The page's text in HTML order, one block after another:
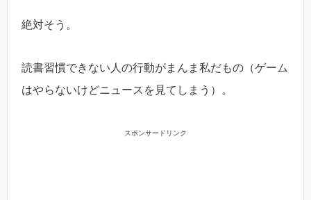
絶対そう。
読書習慣できない人の行動がまんま私だもの（ゲーム
はやらないけどニュースを見てしまう）。
スポンサードリンク